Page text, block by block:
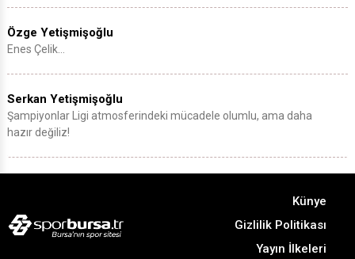
Özge Yetişmişoğlu
Enes Çelik…
Serkan Yetişmişoğlu
Şampiyonlar Ligi atmosferindeki mücadele olumlu, ama daha
hazır değiliz!
Künye
Gizlilik Politikası
Yayın İlkeleri